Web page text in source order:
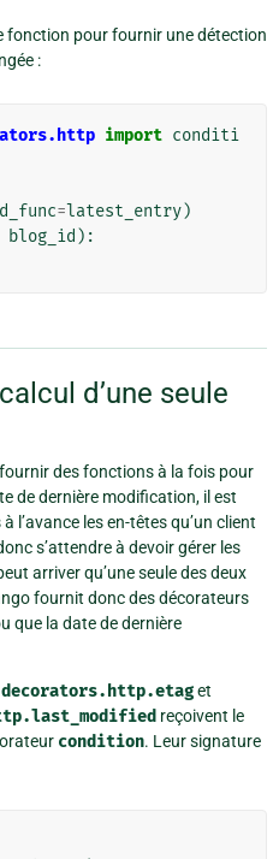
fonction pour fournir une détection
:
import conditi
=latest_entry)
blog_id ):
d’une seule
des fonctions à la fois pour
de dernière modification, il est
l’avance les en-têtes qu’un client
s’attendre à devoir gérer les
arriver qu’une seule des deux
fournit donc des décorateurs
que la date de dernière
et
reçoivent le
condition. Leur signature